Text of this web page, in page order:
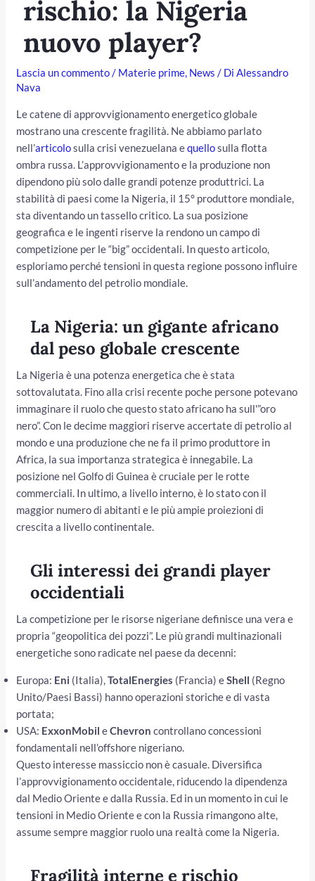
rischio: la Nigeria
nuovo player?
Lascia un commento/ Materie prime, News / DiAlessandro
Nava
Le catene di approvvigionamento energetico globale
mostrano una crescente fragilità. Ne abbiamo parlato
nell’articolosulla crisi venezuelana equellosulla flotta
ombra russa. L’approvvigionamento e la produzione non
dipendono più solo dalle grandi potenze produttrici. La
stabilità di paesi come la Nigeria, il 15° produttore mondiale,
sta diventando un tassello critico. La sua posizione
geografica e le ingenti riserve la rendono un campo di
competizione per le “big” occidentali. In questo articolo,
esploriamo perché tensioni in questa regione possono influire
sull’andamento del petrolio mondiale.
La Nigeria: un gigante africano
dal peso globale crescente
La Nigeria è una potenza energetica che è stata
sottovalutata. Fino alla crisi recente poche persone potevano
immaginare il ruolo che questo stato africano ha sull'”oro
nero”. Con le decime maggiori riserve accertate di petrolio al
mondo e una produzione che ne fa il primo produttore in
Africa, la sua importanza strategica è innegabile. La
posizione nel Golfo di Guinea è cruciale per le rotte
commerciali. In ultimo, a livello interno, è lo stato con il
maggior numero di abitanti e le più ampie proiezioni di
crescita a livello continentale.
Gli interessi dei grandi player
occidentiali
La competizione per le risorse nigeriane definisce una vera e
propria “geopolitica dei pozzi”. Le più grandi multinazionali
energetiche sono radicate nel paese da decenni:
Europa: Eni (Italia),TotalEnergies (Francia) eShell (Regno
Unito/Paesi Bassi) hanno operazioni storiche e di vasta
portata;
USA: ExxonMobil eChevron controllano concessioni
fondamentali nell’offshore nigeriano.
Questo interesse massiccio non è casuale. Diversifica
l’approvvigionamento occidentale, riducendo la dipendenza
dal Medio Oriente e dalla Russia. Ed in un momento in cui le
tensioni in Medio Oriente e con la Russia rimangono alte,
assume sempre maggior ruolo una realtà come la Nigeria.
Fragilità interne e rischio